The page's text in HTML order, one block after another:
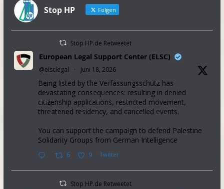
Stop HP Folgen
Stop HP.de Retweetet
European Legal Support Center (ELSC)
@elsclegal · Juni 18, 2026
Being listed by the Verfassungsschutz has
devastating consequences: resulting in denied
citizenship applications, restricted movement,
threatened residency, and cancelled events.
You can support the campaign to defend Palestine
Solidarity Groups from German Intelligence
6 9 Twitter
Stop HP.de Retweetet